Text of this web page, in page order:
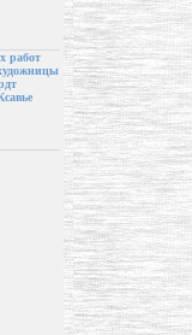
работ